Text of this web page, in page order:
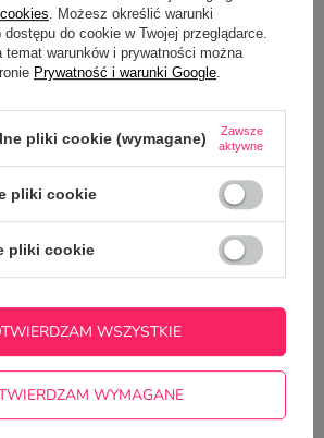
bidonów z nadrukiem – od
. Możesz określić warunki
do cookie w Twojej przeglądarce.
temat warunków i prywatności można
Prywatność i warunki Google.
pliki cookie (wymagane)
Zawsze
aktywne
pliki cookie
pliki cookie
WYMAGANE
WSZYSTKIE